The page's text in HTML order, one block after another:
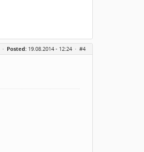
· Posted: 19.08.2014 - 12:24 · #4